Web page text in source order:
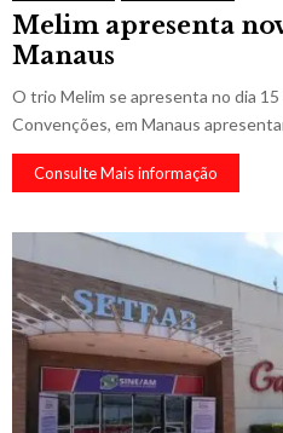
Melim apresenta
Manaus
O trio Melim se apresenta no dia
Convenções, em Manaus
Consulte Mais informação